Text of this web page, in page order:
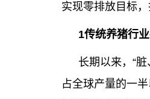
实现零排放目标，
1传统养猪行
长期以来，“
占全球产量的一